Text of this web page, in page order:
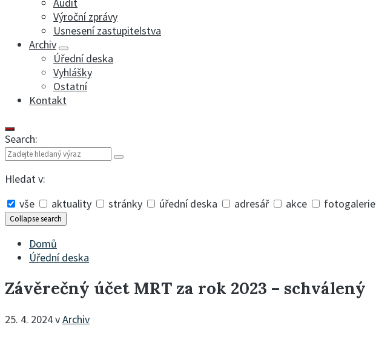
Výroční zprávy
Usnesení zastupitelstva
Archiv
Úřední deska
Vyhlášky
Ostatní
Kontakt
Search:
Hledat v:
vše
aktuality stránky úřední deska adresář akce fotogalerie
Collapse search
Domů
Úřední deska
Závěrečný účet MRT za rok 2023 – schválený
25. 4. 2024vArchiv